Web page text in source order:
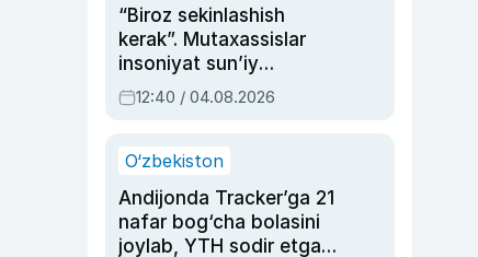
“Biroz sekinlashish
kerak”. Mutaxassislar
insoniyat sun’iy
intellektni boshqara
olmay qolishidan xavotir
12:40 / 04.08.2026
O‘zbekiston
Andijonda Tracker’ga 21
nafar bog‘cha bolasini
joylab, YTH sodir etgan